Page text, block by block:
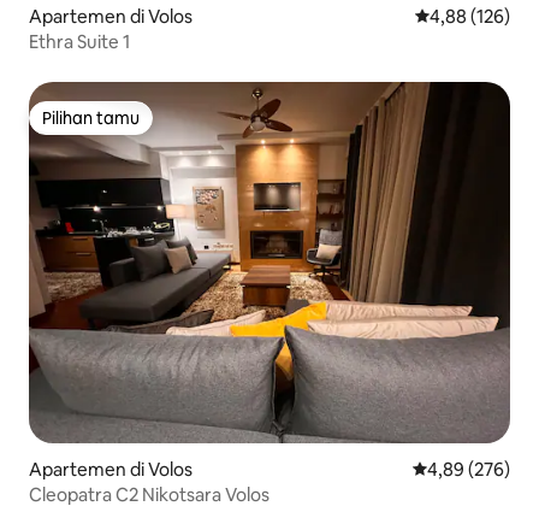
Apartemen di Volos Nilai rata-rata
4,88 (126)
Ethra Suite 1
Pilihan tamu
Pilihan tamu
Apartemen di Volos Nilai rata-rata
4,89 (276)
Cleopatra C2 Nikotsara Volos